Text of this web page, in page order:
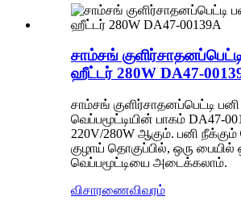
சாம்சங்
ஹீட்டர் 280W DA47-
சாம்சங் குளிர்சாதனப்பெட்டி
வெப்பமூட்டியின் பாகம் DA47-
220V/280W ஆகும். பனி நீக்கும்
குழாய் தொகுப்பில், ஒரு பையில்
வெப்பமூட்டியை அடைக்கலாம்.
விசாரணைவிவரம்